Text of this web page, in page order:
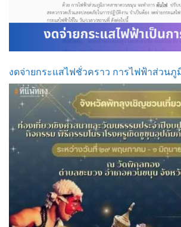
งดจ่ายกระแสไฟชั่วคราว การไฟฟ้าส่วน